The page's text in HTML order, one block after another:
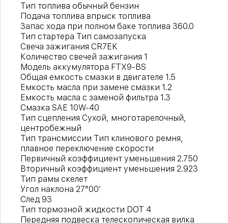
Тип топлива обычный бензин
Подача топлива впрыск топлива
Запас хода при полном баке топлива 360.0
Тип стартера Тип самозапуска
Свеча зажигания CR7EK
Количество свечей зажигания 1
Модель аккумулятора FTX9-BS
Общая емкость смазки в двигателе 1.5
Емкость масла при замене смазки 1.2
Емкость масла с заменой фильтра 1.3
Смазка SAE 10W-40
Тип сцепления Сухой, многотарелочный,
центробежный
Тип трансмиссии Тип клинового ремня,
плавное переключение скорости
Первичный коэффициент уменьшения 2.750
Вторичный коэффициент уменьшения 2.923
Тип рамы скелет
Угол наклона 27°00′
След 93
Тип тормозной жидкости DOT 4
Передняя подвеска телескопическая вилка